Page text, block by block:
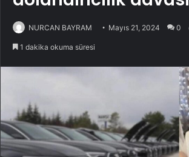
NURCAN BAYRAM Mayıs 21, 2024 0
1 dakika okuma süresi